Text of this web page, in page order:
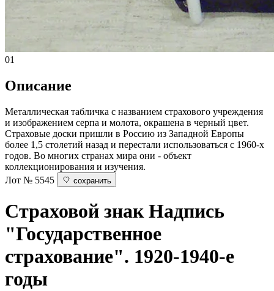
01
Описание
Металлическая табличка с названием страхового учреждения
и изображением серпа и молота, окрашена в черный цвет.
Страховые доски пришли в Россию из Западной Европы
более 1,5 столетий назад и перестали использоваться с 1960-х
годов. Во многих странах мира они - объект
коллекционирования и изучения.
Лот № 5545
сохранить
Страховой знак Надпись
"Государственное
страхование". 1920-1940-е
годы